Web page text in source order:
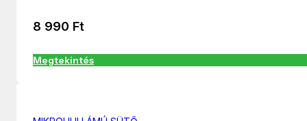
8 990 Ft
Megtekintés